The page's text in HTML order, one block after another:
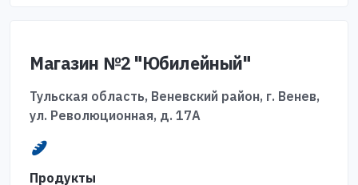
Магазин №2 "Юбилейный"
Тульская область, Веневский район, г. Венев,
ул. Революционная, д. 17А
Продукты